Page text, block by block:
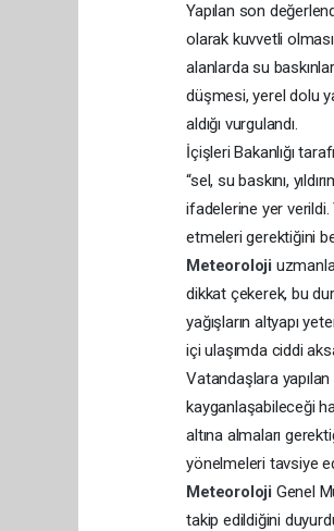
Yapılan son
olarak kuvvetli
alanlarda su
düşmesi, yerel dolu
aldığı vurgulandı.
İçişleri Bakanlığı
“sel, su baskını,
ifadelerine yer verildi.
etmeleri gerektiğini
Meteoroloji
dikkat çekerek, bu
yağışların altyapı
içi ulaşımda ciddi
Vatandaşlara
kayganlaşabileceği
altına almaları
yönelmeleri tavsiye
Meteoroloji Genel
takip edildiğini